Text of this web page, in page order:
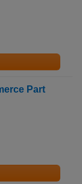
Part